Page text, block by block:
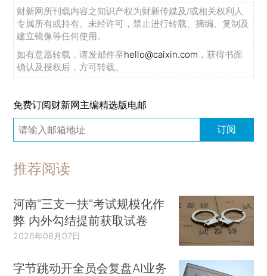
财新网所刊载内容之知识产权为财新传媒及/或相关权利人
专属所有或持有。未经许可，禁止进行转载、摘编、复制及
建立镜像等任何使用。
如有意愿转载，请发邮件至hello@caixin.com ，获得书面
确认及授权后，方可转载。
免费订阅财新网主编精选版电邮
订阅
推荐阅读
河南“三支一扶”考试规模化作
弊 内外勾结提前获取试卷
2026年08月07日
字节跳动开全员会复盘AI业务